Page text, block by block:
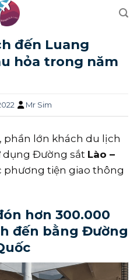
đến Luang
hỏa trong năm
Mr Sim
phần lớn khách du lịch
dụng Đường sắt Lào –
phương tiện giao thông
hơn 300.000
đến bằng Đường